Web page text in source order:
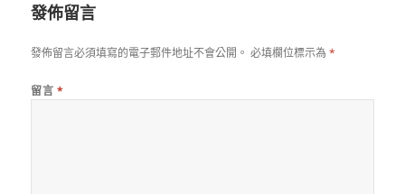
發佈留言
發佈留言必須填寫的電子郵件地址不會公開。 必填欄位標示為*
留言 *